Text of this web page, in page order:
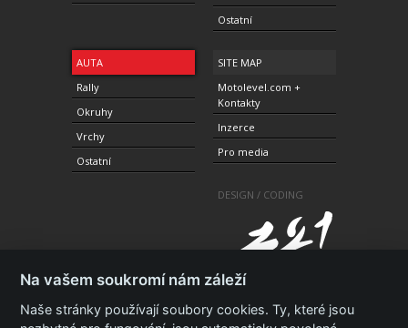
Ostatní
AUTA
Rally
Okruhy
Vrchy
Ostatní
SITE MAP
Motolevel.com +
Kontakty
Inzerce
Pro media
DESIGN / CODING
Na vašem soukromí nám záleží
Naše stránky používají soubory cookies. Ty, které jsou